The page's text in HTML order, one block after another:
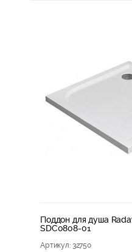
Поддон для душа
SDC0808-01
Артикул: 32750